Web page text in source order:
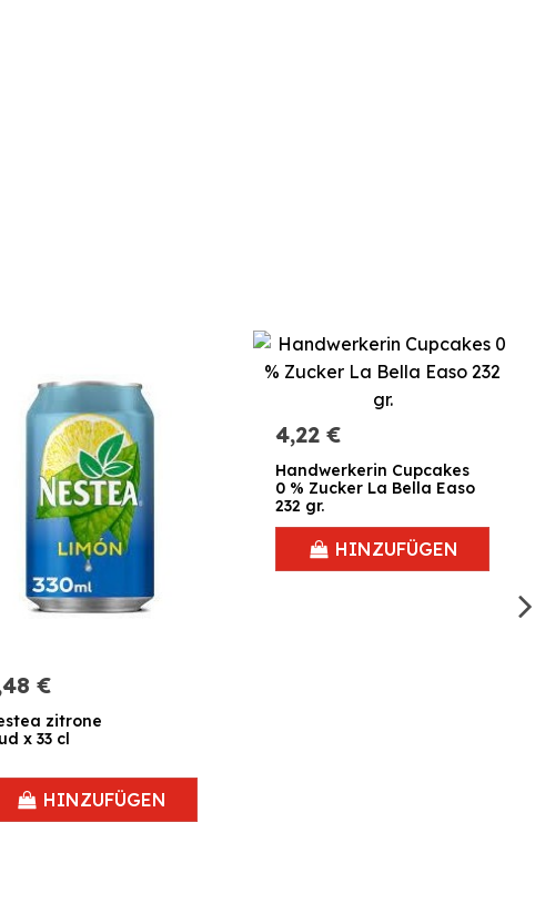
€
zitrone
x 33 cl
HINZUFÜGEN
4,22 €
Handwerkerin Cupcakes
0 % Zucker La Bella Easo
232 gr.
HINZUFÜGEN